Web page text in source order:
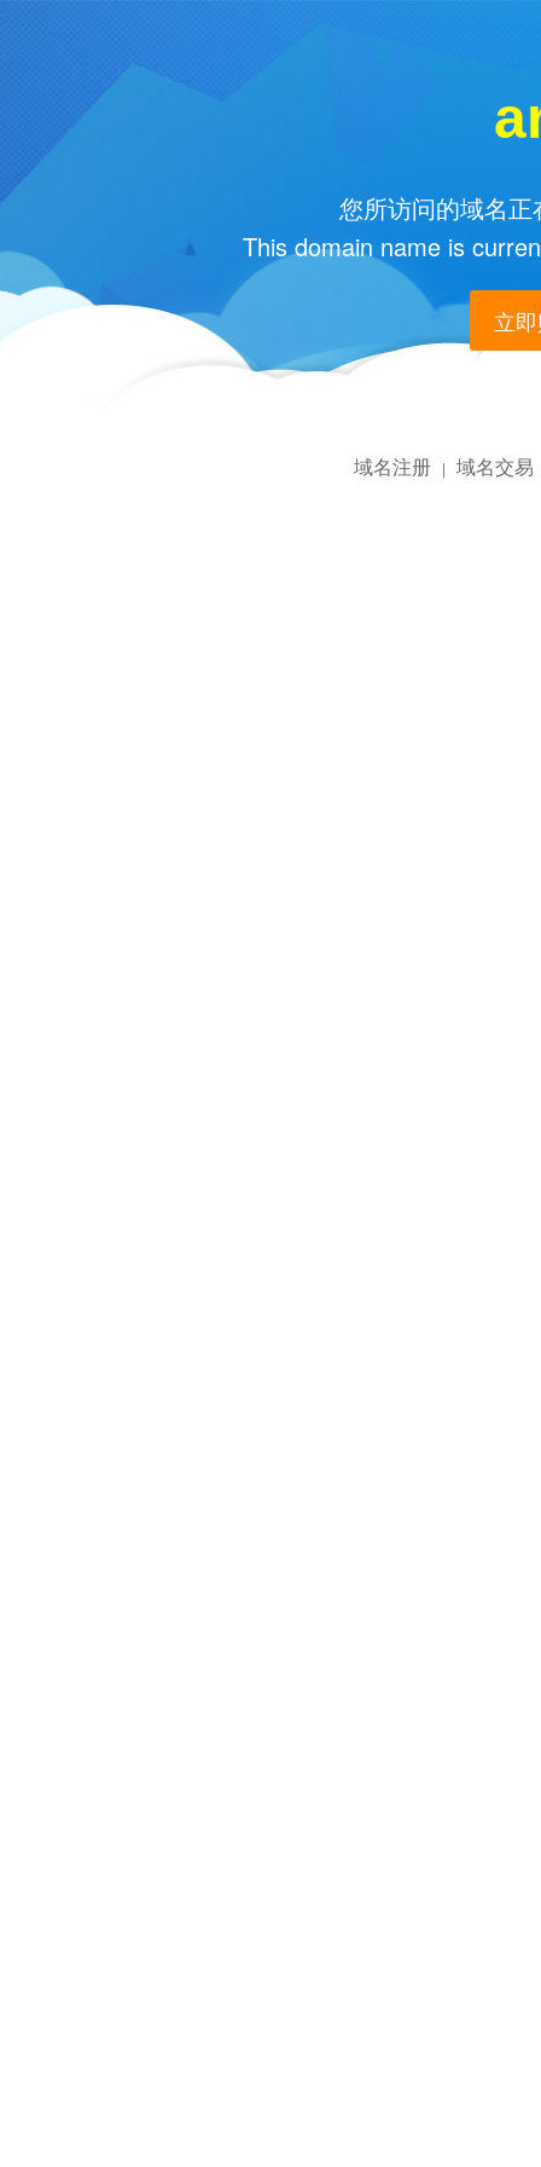
您所访问的域名
This domain name is
立
域名注册 | 域名交易